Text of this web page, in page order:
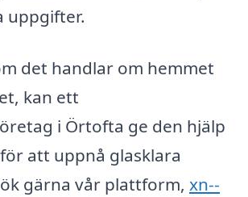
uppgifter.
det handlar om hemmet
kan ett
i Örtofta ge den hjälp
att uppnå glasklara
gärna vår plattform, xn--